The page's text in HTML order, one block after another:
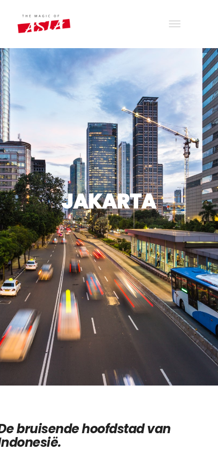
Wander with joy
JAKARTA
bruisende hoofdstad van